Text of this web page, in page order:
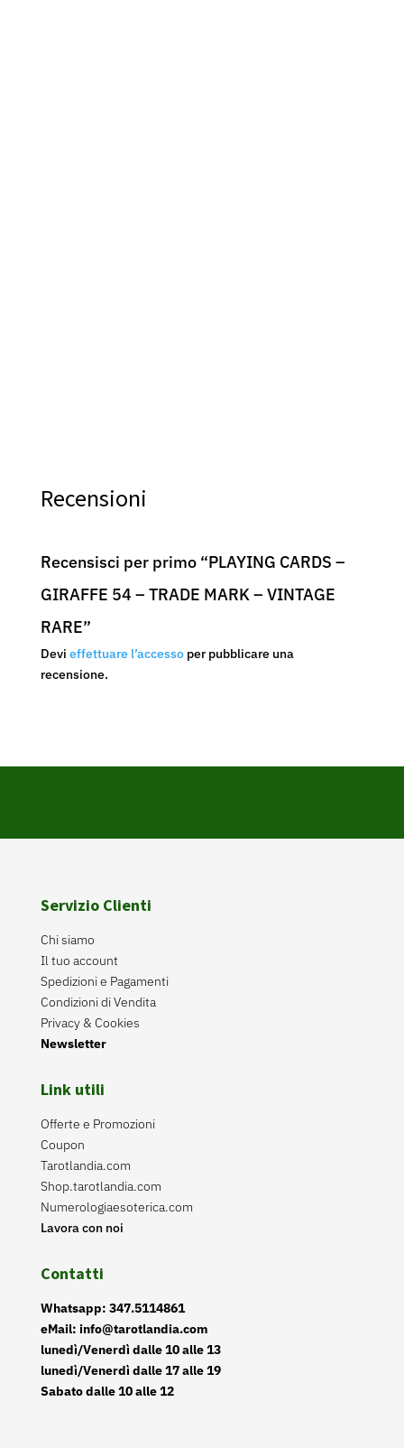
Recensioni
Recensisci per primo “PLAYING CARDS –
GIRAFFE 54 – TRADE MARK – VINTAGE
RARE”
Devi effettuare l’accessoper pubblicare una
recensione.
Servizio Clienti
Chi siamo
Il tuo account
Spedizioni e Pagamenti
Condizioni di Vendita
Privacy & Cookies
Newsletter
Link utili
Offerte e Promozioni
Coupon
Tarotlandia.com
Shop.tarotlandia.com
Numerologiaesoterica.com
Lavora con noi
Contatti
Whatsapp: 347.5114861
eMail: info@tarotlandia.com
lunedì/Venerdì dalle 10 alle 13
lunedì/Venerdì dalle 17 alle 19
Sabato dalle 10 alle 12